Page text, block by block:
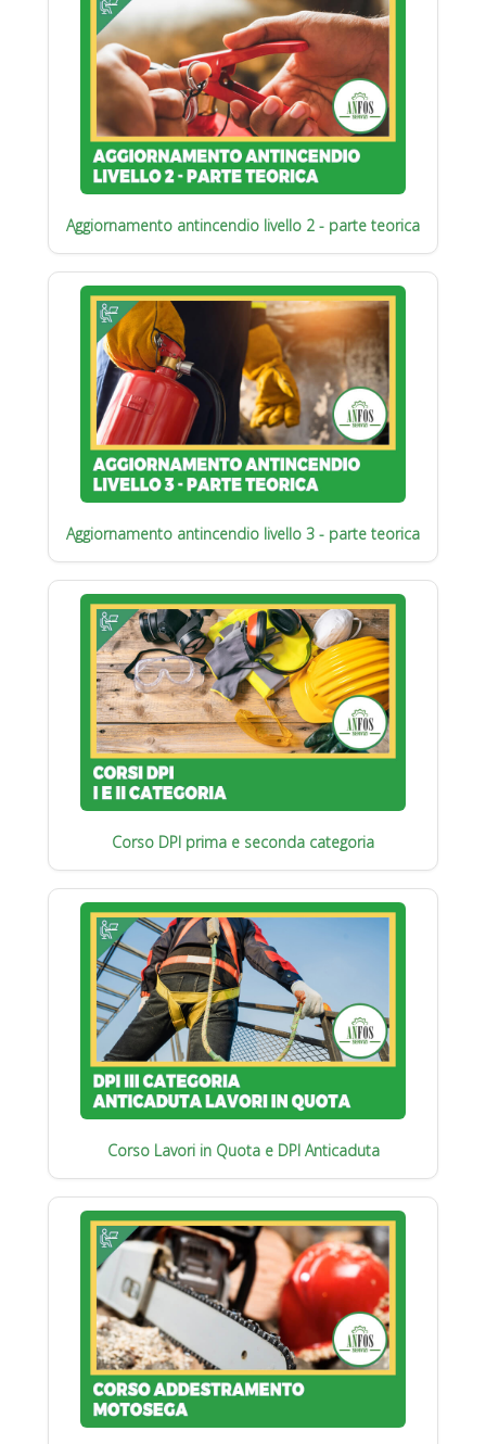
Aggiornamento antincendio livello 2 - parte teorica
Aggiornamento antincendio livello 3 - parte teorica
Corso DPI prima e seconda categoria
Corso Lavori in Quota e DPI Anticaduta